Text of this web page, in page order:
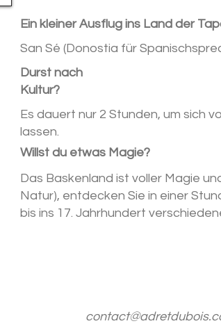
Ein kleiner Ausflug ins Land der
San Sé (Donostia für
Durst nach
Kultur?
Es dauert nur 2 Stunden, um sich
lassen.
Willst du etwas Magie?
Das Baskenland ist voller Magie
Natur), entdecken Sie in einer
bis ins 17. Jahrhundert